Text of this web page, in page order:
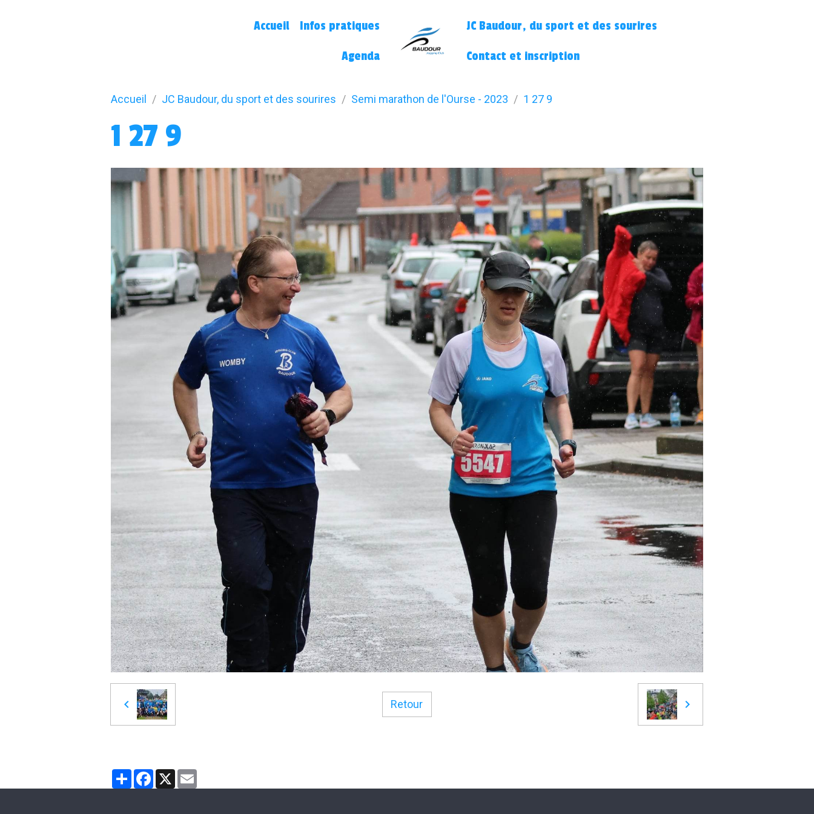
Accueil Infos pratiques
Agenda
JC Baudour, du sport et des sourires
Contact et inscription
Accueil JC Baudour, du sport et des sourires Semi marathon de l'Ourse - 2023 1 27 9
1 27 9
Retour
PartagerFacebook
X